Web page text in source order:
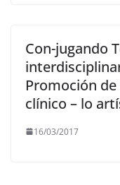
Con-jugando
Promoción
clínico – lo
16/03/2017